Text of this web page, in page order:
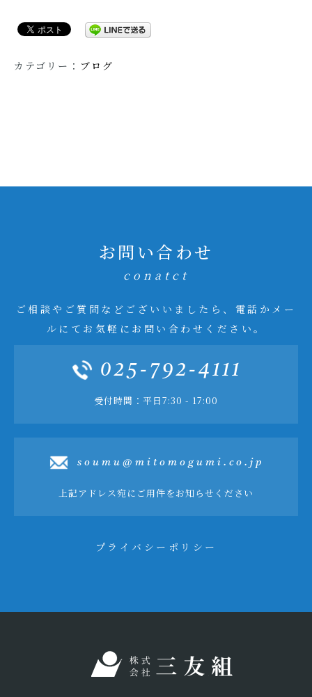
カテゴリー： ブログ
お問い合わせ
conatct
ご相談やご質問などございいましたら、電話かメー
ルにてお気軽にお問い合わせください。
025-792-4111
受付時間：平日7:30 - 17:00
soumu@mitomogumi.co.jp
上記アドレス宛にご用件をお知らせください
プライバシーポリシー